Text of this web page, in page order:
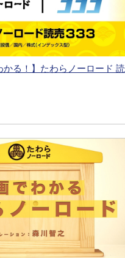
かる！】たわらノーロード 読